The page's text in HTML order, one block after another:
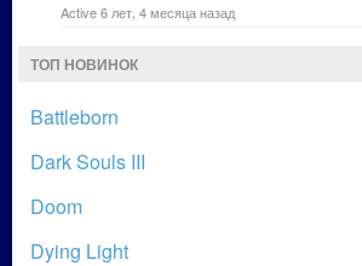
Active 6 лет, 4 месяца назад
ТОП НОВИНОК
Battleborn
Dark Souls III
Doom
Dying Light